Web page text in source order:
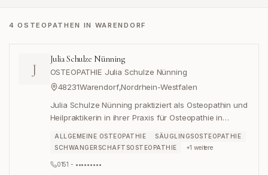
4 OSTEOPATHEN IN WARENDORF
J
Julia Schulze Nünning
OSTEOPATHIE Julia Schulze Nünning
48231Warendorf,Nordrhein-Westfalen
Julia Schulze Nünning praktiziert als Osteopathin und
Heilpraktikerin in ihrer Praxis für Osteopathie in
ALLGEMEINE OSTEOPATHIE
SÄUGLINGSOSTEOPATHIE
SCHWANGERSCHAFTSOSTEOPATHIE
+1 weitere
0151 - •••••••••